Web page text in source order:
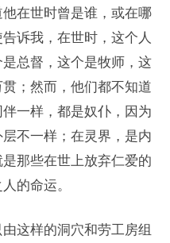
在世时曾是谁，或在哪
诉我，在世时，这个人
总督，这个是牧师，这
；然而，他们都不知道
一样，都是奴仆，因为
不一样；在灵界，是内
那些在世上放弃仁爱的
的命运。
这样的洞穴和劳工房组